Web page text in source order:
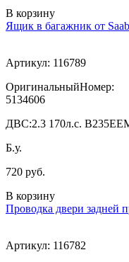
В корзину
Ящик в багажник от
Артикул: 116789
ОригинальныйНомер:
5134606
ДВС:2.3 170л.с.
Б.у.
720 руб.
В корзину
Проводка двери задней
Артикул: 116782